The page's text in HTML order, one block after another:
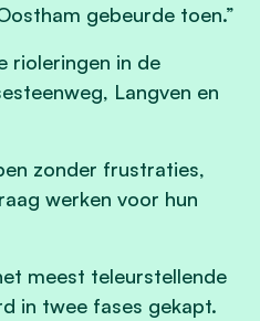
gebeurde toen.”
rioleringen in de
Langven en
zonder frustraties,
werken voor hun
meest teleurstellende
in twee fases gekapt.